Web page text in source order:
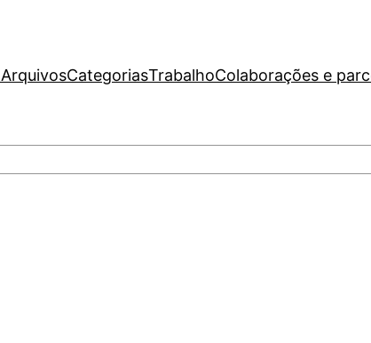
ArquivosCategoriasTrabalhoColaborações e